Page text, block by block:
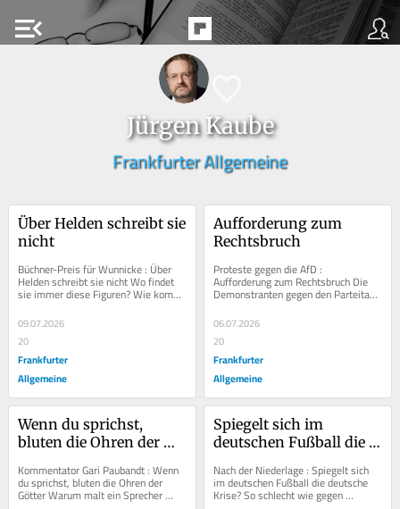
menu_open
Jürgen Kaube
Frankfurter Allgemeine
Über Helden schreibt sie
nicht
Büchner-Preis für Wunnicke : Über
Helden schreibt sie nicht Wo findet
sie immer diese Figuren? Wie kommt
es, dass ihre Entdeckungen eine
ganze Welt...
09.07.2026
20
Frankfurter
Allgemeine
Aufforderung zum
Rechtsbruch
Proteste gegen die AfD :
Aufforderung zum Rechtsbruch Die
Demonstranten gegen den Parteitag
der AfD in Erfurt begründeten ihre
Blockaden damit, dass...
06.07.2026
20
Frankfurter
Allgemeine
Wenn du sprichst,
bluten die Ohren der
Kommentator Gari Paubandt : Wenn
du sprichst, bluten die Ohren der
Götter Warum malt ein Sprecher
Spiegelt sich im
deutschen Fußball die
Nach der Niederlage : Spiegelt sich
im deutschen Fußball die deutsche
Krise? So schlecht wie gegen